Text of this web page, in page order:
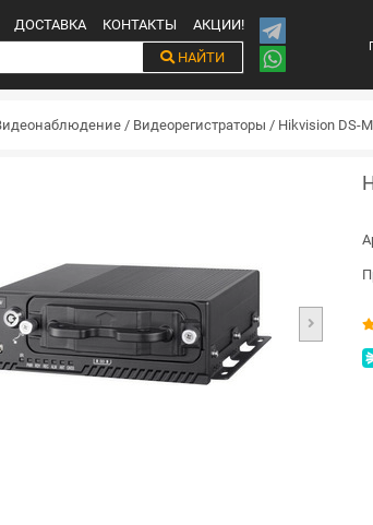
ДОСТАВКА КОНТАКТЫ
АКЦИИ!
НАЙТИ
/ Видеорегистраторы / Hikvision DS-